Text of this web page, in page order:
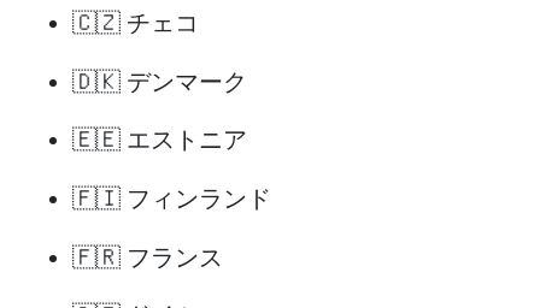
🇨🇿 チェコ
🇩🇰 デンマーク
🇪🇪 エストニア
🇫🇮 フィンランド
🇫🇷 フランス